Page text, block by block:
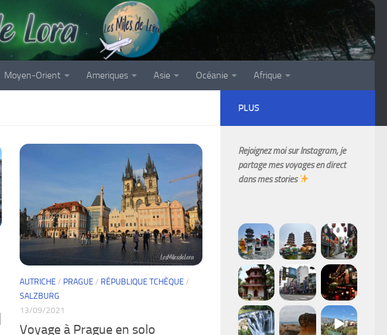
Moyen-Orient Ameriques Asie Océanie Afrique
AUTRICHE / PRAGUE / RÉPUBLIQUE TCHÈQUE /
SALZBURG
13/09/2021
Voyage à Prague en solo
PLUS
Rejoignez moi sur Instagram, je
partage mes voyages en direct
dans mes stories